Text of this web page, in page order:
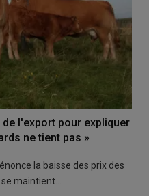
de l'export pour expliquer
ne tient pas »
la baisse des prix des
maintient…